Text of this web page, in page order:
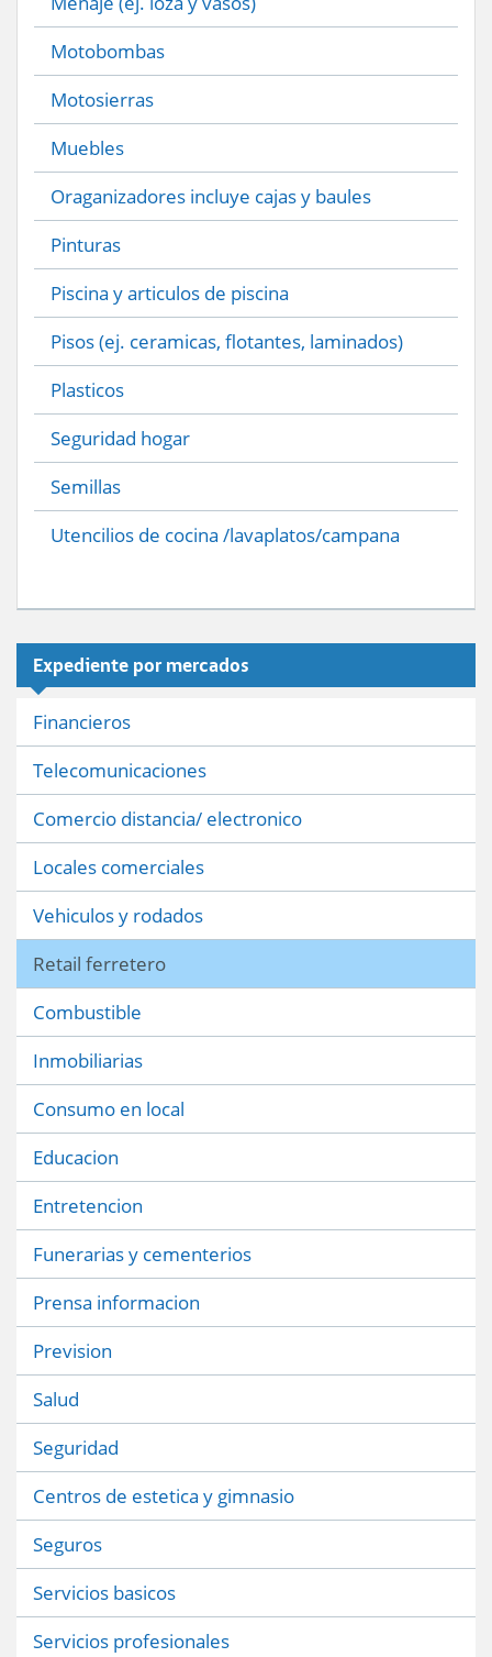
Motobombas
Motosierras
Muebles
Oraganizadores incluye cajas y baules
Pinturas
Piscina y articulos de piscina
Pisos (ej. ceramicas, flotantes, laminados)
Plasticos
Seguridad hogar
Semillas
Utencilios de cocina /lavaplatos/campana
Expediente por mercados
Financieros
Telecomunicaciones
Comercio distancia/ electronico
Locales comerciales
Vehiculos y rodados
Retail ferretero
Combustible
Inmobiliarias
Consumo en local
Educacion
Entretencion
Funerarias y cementerios
Prensa informacion
Prevision
Salud
Seguridad
Centros de estetica y gimnasio
Seguros
Servicios basicos
Servicios profesionales